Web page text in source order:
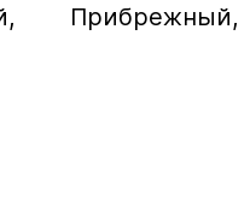
Прибрежный,